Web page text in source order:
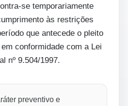
se temporariamente
às restrições
que antecede o pleito
conformidade com a Lei
nº 9.504/1997.
preventivo e